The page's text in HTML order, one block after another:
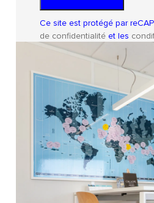
Ce site est protégé par
de confidentialitéet les
Google s'appliquent.